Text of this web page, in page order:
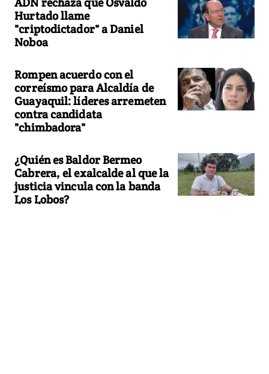
Hurtado llame
"criptodictador" a Daniel
Noboa
Rompen acuerdo con el
correísmo para Alcaldía de
Guayaquil: líderes arremeten
contra candidata
"chimbadora"
¿Quién es Baldor Bermeo
Cabrera, el exalcalde al que la
justicia vincula con la banda
Los Lobos?